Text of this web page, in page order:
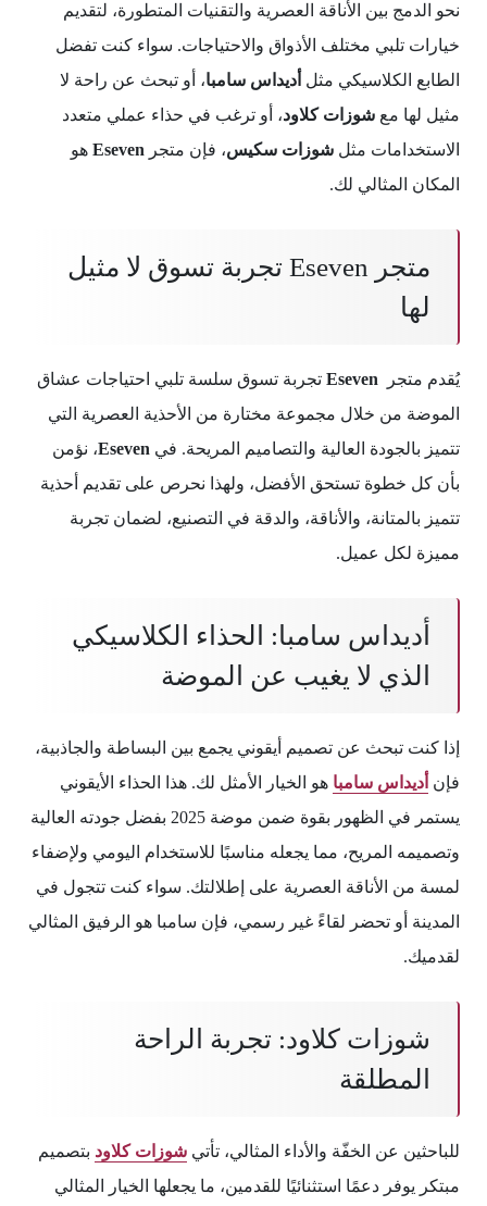
نحو الدمج بين الأناقة العصرية والتقنيات المتطورة، لتقديم
خيارات تلبي مختلف الأذواق والاحتياجات. سواء كنت تفضل
الطابع الكلاسيكي مثل أديداس سامبا، أو تبحث عن راحة لا
مثيل لها مع شوزات كلاود، أو ترغب في حذاء عملي متعدد
الاستخدامات مثل شوزات سكيس، فإن متجر Eseven هو
المكان المثالي لك.
متجر Eseven تجربة تسوق لا مثيل
لها
يُقدم متجر Eseven تجربة تسوق سلسة تلبي احتياجات عشاق
الموضة من خلال مجموعة مختارة من الأحذية العصرية التي
تتميز بالجودة العالية والتصاميم المريحة. في Eseven، نؤمن
بأن كل خطوة تستحق الأفضل، ولهذا نحرص على تقديم أحذية
تتميز بالمتانة، والأناقة، والدقة في التصنيع، لضمان تجربة
مميزة لكل عميل.
أديداس سامبا: الحذاء الكلاسيكي
الذي لا يغيب عن الموضة
إذا كنت تبحث عن تصميم أيقوني يجمع بين البساطة والجاذبية،
فإن أديداس سامبا هو الخيار الأمثل لك. هذا الحذاء الأيقوني
يستمر في الظهور بقوة ضمن موضة 2025 بفضل جودته العالية
وتصميمه المريح، مما يجعله مناسبًا للاستخدام اليومي ولإضفاء
لمسة من الأناقة العصرية على إطلالتك. سواء كنت تتجول في
المدينة أو تحضر لقاءً غير رسمي، فإن سامبا هو الرفيق المثالي
لقدميك.
شوزات كلاود: تجربة الراحة
المطلقة
للباحثين عن الخفّة والأداء المثالي، تأتي شوزات كلاود بتصميم
مبتكر يوفر دعمًا استثنائيًا للقدمين، ما يجعلها الخيار المثالي